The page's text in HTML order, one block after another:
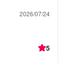
2026/07/24
5